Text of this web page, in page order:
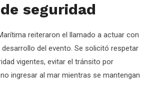
seguridad
reiteraron el llamado a actuar con
del evento. Se solicitó respetar
vigentes, evitar el tránsito por
ingresar al mar mientras se mantengan